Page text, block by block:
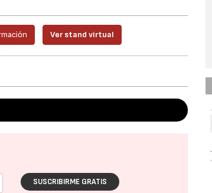
Ver stand virtual
SUSCRIBIRME GRATIS